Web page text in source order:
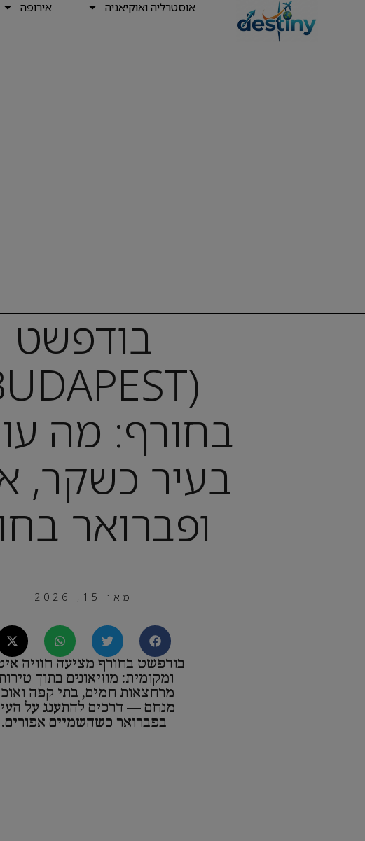
אוסטרליה ואוקיאניה אירופה
בודפשט
בחורף: מה
בעיר כשקר,
ופברואר
מאי 15, 2026
בודפשט בחורף מציעה חוויה
ומקומית: מוזיאונים בתוך
מרחצאות חמים, בתי קפה
מנחם — דרכים להתענג על
בפברואר כשהשמיים אפורים.